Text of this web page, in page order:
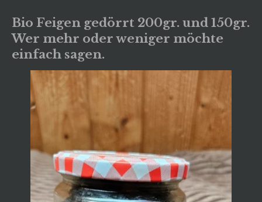
Bio Feigen gedörrt 200gr. und 150gr.
Wer mehr oder weniger möchte
einfach sagen.